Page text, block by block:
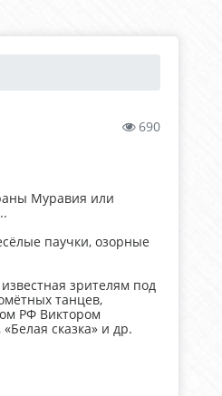
690
Муравия или
паучки, озорные
зрителям под
танцев,
РФ Виктором
сказка» и др.